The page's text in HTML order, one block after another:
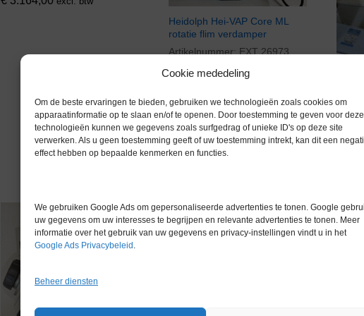
Cookie mededeling
Om de beste ervaringen te bieden, gebruiken we technologieën zoals cookies om
apparaatinformatie op te slaan en/of te openen. Door toestemming te geven voor deze
technologieën kunnen we gegevens zoals surfgedrag of unieke ID's op deze site
verwerken. Als u geen toestemming geeft of uw toestemming intrekt, kan dit een
effect hebben op bepaalde kenmerken en functies.
We gebruiken Google Ads om gepersonaliseerde advertenties te tonen. Google
uw gegevens om uw interesses te begrijpen en relevante advertenties te tonen. Meer
informatie over het gebruik van uw gegevens en privacy-instellingen vindt u in het
Google Ads Privacybeleid
Beheer diensten
Heidolph Hei-VAP Core ML
rotatie flim verdamper
Artikelnummer: EXT 26973
Gereserveerd Gereserveerd
Roteerverdamper